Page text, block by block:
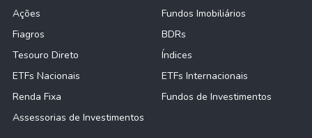
Ações
Fundos Imobiliários
Fiagros
BDRs
Tesouro Direto
Índices
ETFs Nacionais
ETFs Internacionais
Renda Fixa
Fundos de Investimentos
Assessorias de Investimentos